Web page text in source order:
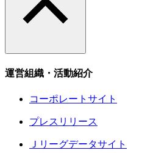
運営組織・活動紹介
コーポレートサイト
プレスリリース
Ｊリーグデータサイト